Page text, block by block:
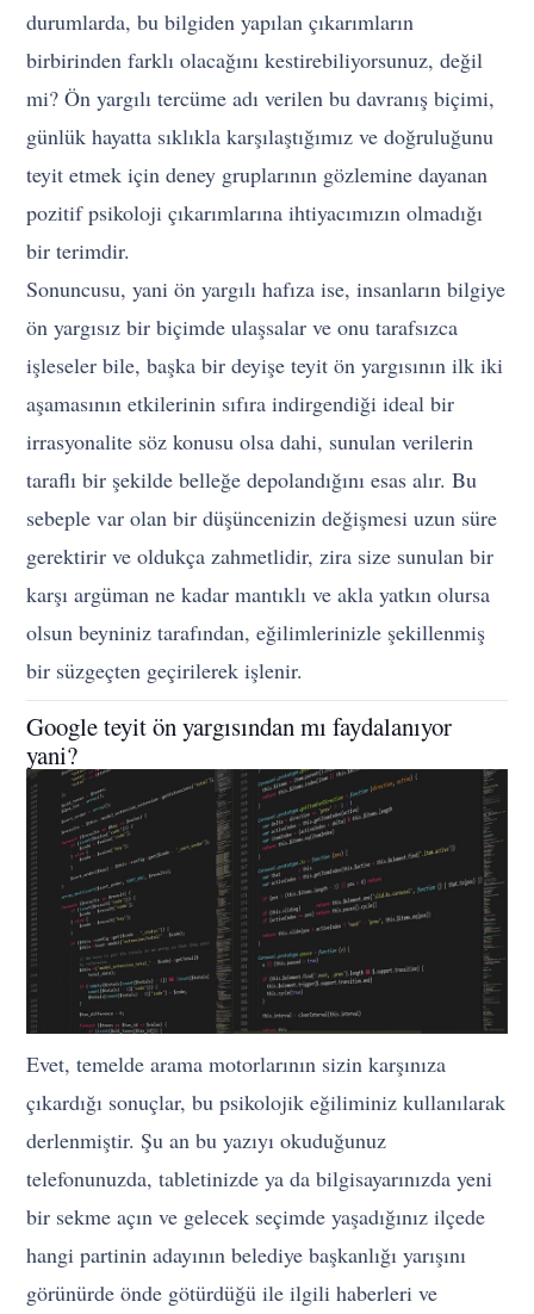
durumlarda, bu bilgiden yapılan çıkarımların
birbirinden farklı olacağını kestirebiliyorsunuz, değil
mi? Ön yargılı tercüme adı verilen bu davranış biçimi,
günlük hayatta sıklıkla karşılaştığımız ve doğruluğunu
teyit etmek için deney gruplarının gözlemine dayanan
pozitif psikoloji çıkarımlarına ihtiyacımızın olmadığı
bir terimdir.
Sonuncusu, yani ön yargılı hafıza ise, insanların bilgiye
ön yargısız bir biçimde ulaşsalar ve onu tarafsızca
işleseler bile, başka bir deyişe teyit ön yargısının ilk iki
aşamasının etkilerinin sıfıra indirgendiği ideal bir
irrasyonalite söz konusu olsa dahi, sunulan verilerin
taraflı bir şekilde belleğe depolandığını esas alır. Bu
sebeple var olan bir düşüncenizin değişmesi uzun süre
gerektirir ve oldukça zahmetlidir, zira size sunulan bir
karşı argüman ne kadar mantıklı ve akla yatkın olursa
olsun beyniniz tarafından, eğilimlerinizle şekillenmiş
bir süzgeçten geçirilerek işlenir.
Google teyit ön yargısından mı faydalanıyor
yani?
Evet, temelde arama motorlarının sizin karşınıza
çıkardığı sonuçlar, bu psikolojik eğiliminiz kullanılarak
derlenmiştir. Şu an bu yazıyı okuduğunuz
telefonunuzda, tabletinizde ya da bilgisayarınızda yeni
bir sekme açın ve gelecek seçimde yaşadığınız ilçede
hangi partinin adayının belediye başkanlığı yarışını
görünürde önde götürdüğü ile ilgili haberleri ve